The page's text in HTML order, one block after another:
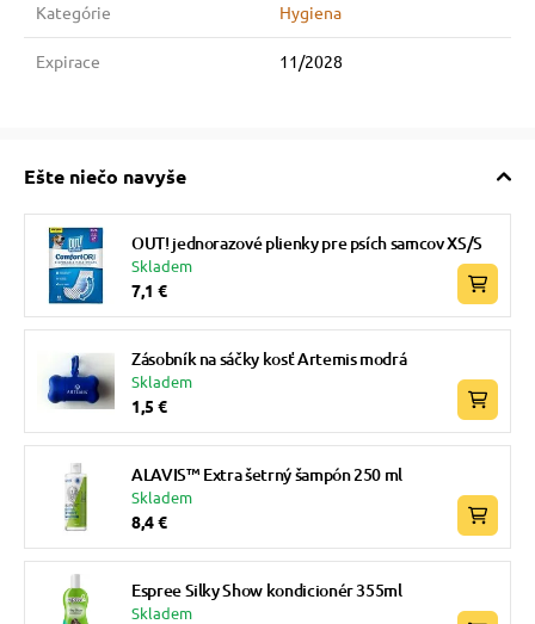
Kategórie Hygiena
Expirace 11/2028
Ešte niečo navyše
OUT! jednorazové plienky pre psích samcov XS/S
Skladem
7,1 €
Zásobník na sáčky kosť Artemis modrá
Skladem
1,5 €
ALAVIS™ Extra šetrný šampón 250 ml
Skladem
8,4 €
Espree Silky Show kondicionér 355ml
Skladem